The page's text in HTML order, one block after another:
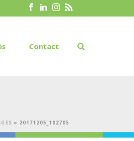
Contact
» 20171205_102705